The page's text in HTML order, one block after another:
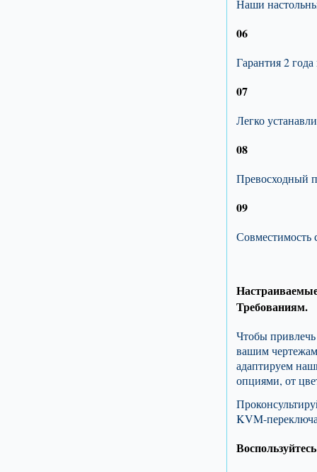
Наши
06
Гарантия 2
07
Легко
08
Превосходный
09
Совместимость
Требованиям.
Чтобы
вашим
адаптируем
опциями, от
KVM-